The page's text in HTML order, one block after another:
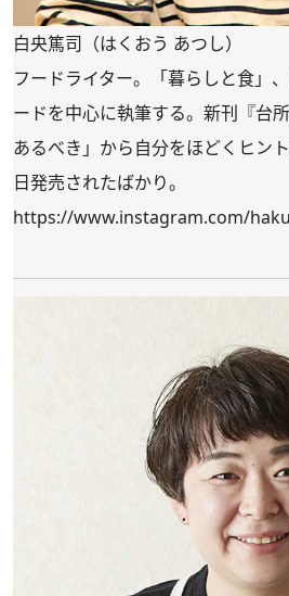
白央篤司（はくおう あつし）
フードライター。「暮らしと食」
ードを中心に執筆する。新刊 『台
あるべき」から自分をほどくヒント
日発売されたばかり。
https://www.instagram.com/